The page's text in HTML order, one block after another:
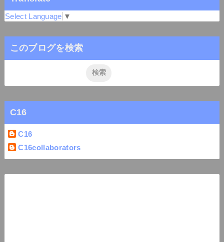
Select Language ▼
このブログを検索
C16
C16
C16collaborators